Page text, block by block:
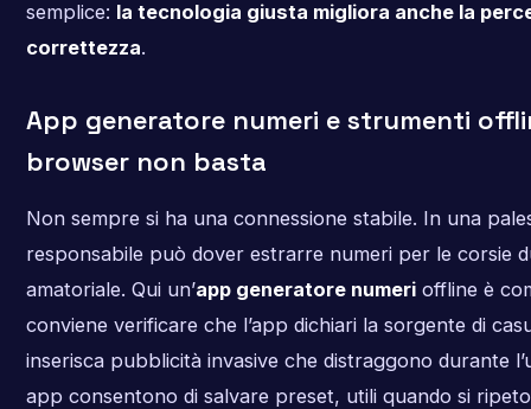
semplice: la tecnologia giusta migliora anche la
correttezza.
App generatore numeri e strumenti
browser non basta
Non sempre si ha una connessione stabile. In una
responsabile può dover estrarre numeri per le corsie
amatoriale. Qui un’app generatore numerioffline è
conviene verificare che l’app dichiari la sorgente di
inserisca pubblicità invasive che distraggono durante
app consentono di salvare preset, utili quando si